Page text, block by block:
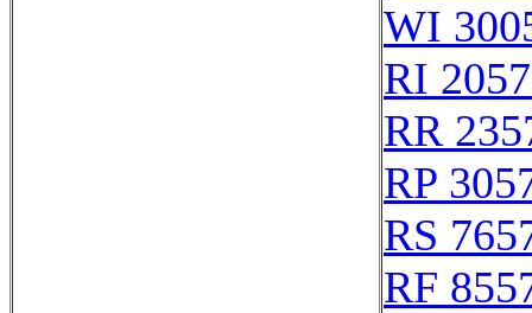
WI
RI
RR
RP
RS
RF